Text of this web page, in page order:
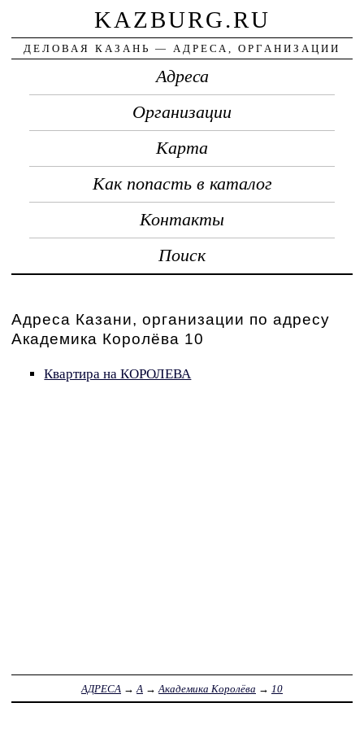
KAZBURG.RU
ДЕЛОВАЯ КАЗАНЬ — АДРЕСА, ОРГАНИЗАЦИИ
Адреса
Организации
Карта
Как попасть в каталог
Контакты
Поиск
Адреса Казани, организации по адресу
Академика Королёва 10
Квартира на КОРОЛЕВА
АДРЕСА → А → Академика Королёва → 10